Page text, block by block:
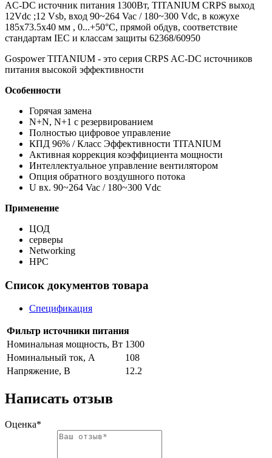
AC-DC источник питания 1300Вт, TITANIUM CRPS выход
12Vdc ;12 Vsb, вход 90~264 Vac / 180~300 Vdc, в кожухе
185x73.5x40 мм , 0...+50°С, прямой обдув, соответствие
стандартам IEC и классам защиты 62368/60950
Gospower TITANIUM - это серия CRPS AC-DC источников
питания высокой эффективности
Особенности
Горячая замена
N+N, N+1 с резервированием
Полностью цифровое управление
КПД 96% / Класс Эффективности TITANIUM
Активная коррекция коэффициента мощности
Интеллектуальное управление вентилятором
Опция обратного воздушного потока
U вх. 90~264 Vac / 180~300 Vdc
Применение
ЦОД
серверы
Networking
HPC
Список документов товара
Спецификация
Фильтр источники питания
Номинальная мощность, Вт 1300
Номинальный ток, A
108
Напряжение, В
12.2
Написать отзыв
Оценка*